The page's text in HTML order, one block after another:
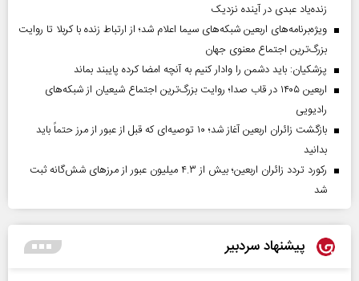
زنده‌یاد عبدی در آینده نزدیک
ویژه‌برنامه‌های اربعین شبکه‌های سیما اعلام شد؛ از ارتباط زنده با کربلا تا روایت
بزرگ‌ترین اجتماع معنوی جهان
پزشکیان: باید دشمن را وادار کنیم به آنچه امضا کرده پایبند بماند
اربعین ۱۴۰۵ در قاب صدا؛ روایت بزرگ‌ترین اجتماع شیعیان از شبکه‌های
رادیویی
بازگشت زائران اربعین آغاز شد؛ ۱۰ توصیه‌ای که قبل از عبور از مرز حتماً باید
بدانید
رکورد تردد زائران اربعین؛ بیش از ۴.۳ میلیون عبور از مرزهای شش‌گانه ثبت
شد
پیشنهاد سردبیر